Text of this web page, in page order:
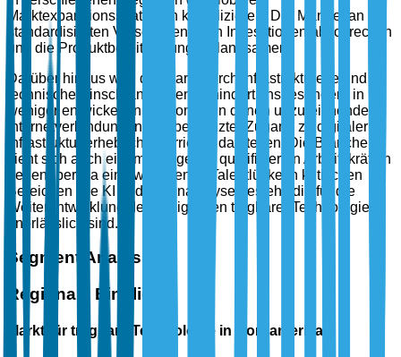
Marktexpansionsstrategien komplizieren. Der Mangel an
standardisierten Vorschriften kann Investitionen abschrecken
und die Produktbereitstellung verlangsamen.
Darüber hinaus wird der Markt durch infrastrukturelle und
technische Einschränkungen behindert, insbesondere in
weniger entwickelten Regionen, in denen unzureichende
Internetverbindungen und begrenzter Zugang zu digitaler
Infrastruktur erhebliche Barrieren darstellen. Die Branche
sieht sich auch einem Mangel an qualifizierten Arbeitskräften
gegenüber, da eine wachsende Talentlücke in kritischen
Bereichen wie KI und Datenanalyse besteht, die für die
Weiterentwicklung der Fähigkeiten tragbarer Technologien
unerlässlich sind.
Segment Analysis
Regionale Einblicke
Markt für tragbare Technologie in Nordamerika